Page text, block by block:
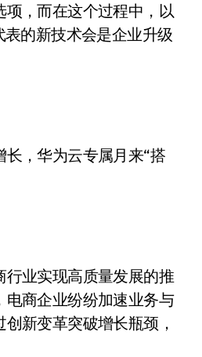
项，而在这个过程中，以
的新技术会是企业升级
，华为云专属月来“搭
行业实现高质量发展的推
电商企业纷纷加速业务与
新变革突破增长瓶颈，